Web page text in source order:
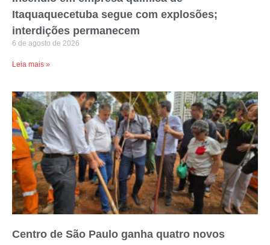
Itaquaquecetuba segue com explosões;
interdições permanecem
6 de agosto de 2026
Leia mais »
Centro de São Paulo ganha quatro novos